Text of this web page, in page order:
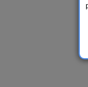
29 €